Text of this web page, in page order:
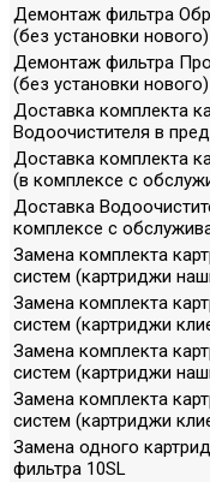
Демонтаж фильтра
(без установки нового)
Демонтаж фильтра
(без установки нового)
Доставка комплекта
Водоочистителя в
Доставка комплекта
(в комплексе с
Доставка
комплексе с
Замена комплекта
систем (картриджи
Замена комплекта
систем (картриджи
Замена комплекта
систем (картриджи
Замена комплекта
систем (картриджи
Замена одного
фильтра 10SL